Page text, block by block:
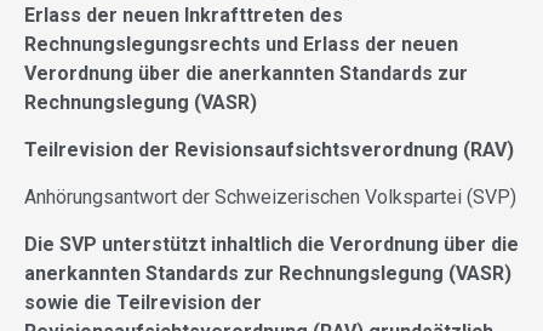
Erlass der neuen Inkrafttreten des
Rechnungslegungsrechts und Erlass der neuen
Verordnung über die anerkannten Standards zur
Rechnungslegung (VASR)
Teilrevision der Revisionsaufsichtsverordnung (RAV)
Anhörungsantwort der Schweizerischen Volkspartei (SVP)
Die SVP unterstützt inhaltlich die Verordnung über die
anerkannten Standards zur Rechnungslegung (VASR)
sowie die Teilrevision der